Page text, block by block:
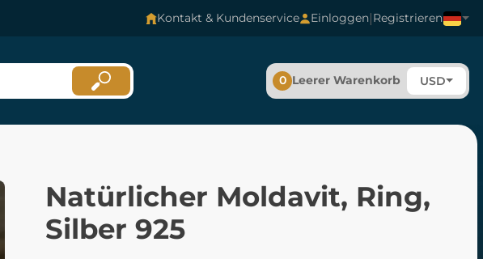
Kontakt & Kundenservice Einloggen|Registrieren
0 Leerer Warenkorb USD
Natürlicher Moldavit, Ring,
Silber 925